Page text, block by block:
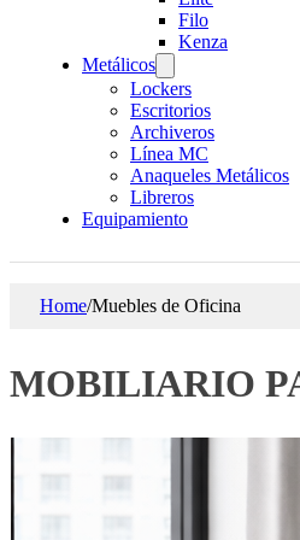
Filo
Kenza
Metálicos
Lockers
Escritorios
Archiveros
Línea MC
Anaqueles Metálicos
Libreros
Equipamiento
Home/Muebles de Oficina
MOBILIARIO